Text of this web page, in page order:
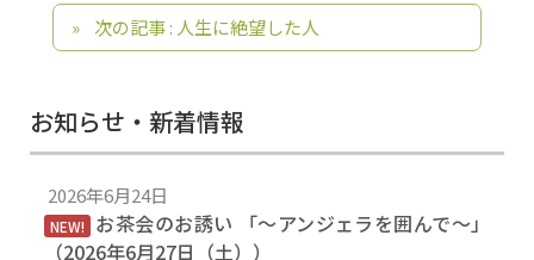
次の記事 : 人生に絶望した人
お知らせ・新着情報
2026年6月24日
NEW!
お茶会のお誘い 「〜アンジェラを囲んで〜」
（2026年6月27日（土））